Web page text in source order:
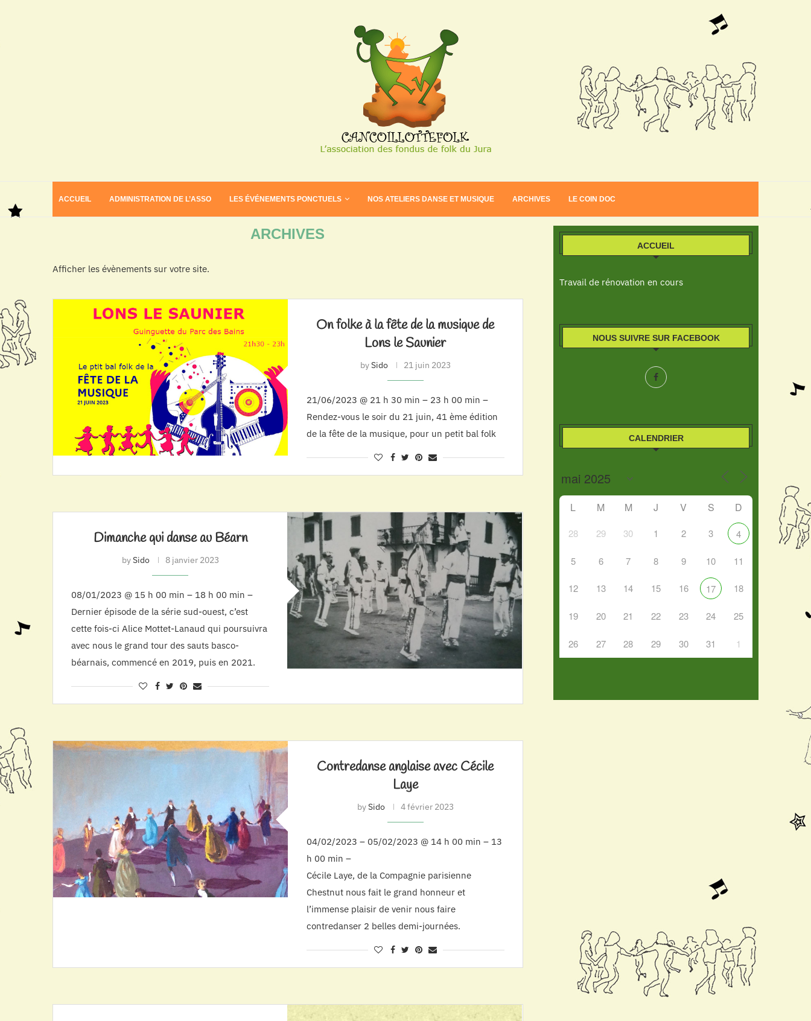
ACCUEIL ADMINISTRATION DE L’ASSO LES ÉVÉNEMENTS PONCTUELS NOS ATELIERS DANSE ET MUSIQUE ARCHIVES LE COIN DOC
ARCHIVES
Afficher les évènements sur votre site.
On folke à la fête de la musique de
Lons le Saunier
bySido 21 juin 2023
21/06/2023 @ 21 h 30 min – 23 h 00 min –
Rendez-vous le soir du 21 juin, 41 ème édition
de la fête de la musique, pour un petit bal folk
Dimanche qui danse au Béarn
bySido 8 janvier 2023
08/01/2023 @ 15 h 00 min – 18 h 00 min –
Dernier épisode de la série sud-ouest, c’est
cette fois-ci Alice Mottet-Lanaud qui poursuivra
avec nous le grand tour des sauts basco-
béarnais, commencé en 2019, puis en 2021.
Contredanse anglaise avec Cécile
Laye
bySido 4 février 2023
04/02/2023 – 05/02/2023 @ 14 h 00 min – 13
h 00 min –
Cécile Laye, de la Compagnie parisienne
Chestnut nous fait le grand honneur et
l’immense plaisir de venir nous faire
contredanser 2 belles demi-journées.
ACCUEIL
Travail de rénovation en cours
NOUS SUIVRE SUR FACEBOOK
CALENDRIER
L M M J V S D
28 29 30 1 2 3 4
5 6 7 8 9 10 11
12 13 14 15 16 17 18
19 20 21 22 23 24 25
26 27 28 29 30 31 1